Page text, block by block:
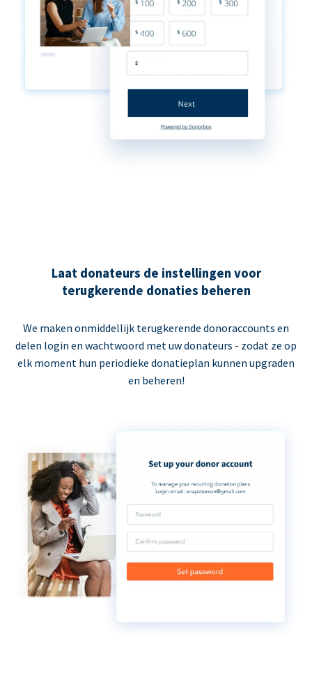
Laat donateurs de instellingen voor
terugkerende donaties beheren
We maken onmiddellijk terugkerende donoraccounts en
delen login en wachtwoord met uw donateurs - zodat ze op
elk moment hun periodieke donatieplan kunnen upgraden
en beheren!